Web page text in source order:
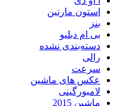
استون مارتین
بنز
بی ام دبلیو
دسته‌بندی نشده
رالی
سرعت
عکس های ماشین
لامبورگینی
ماشین 2015